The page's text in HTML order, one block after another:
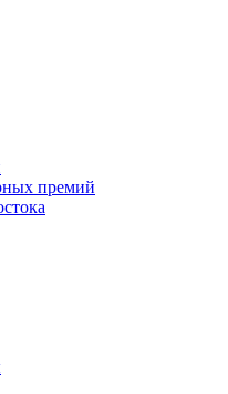
премий